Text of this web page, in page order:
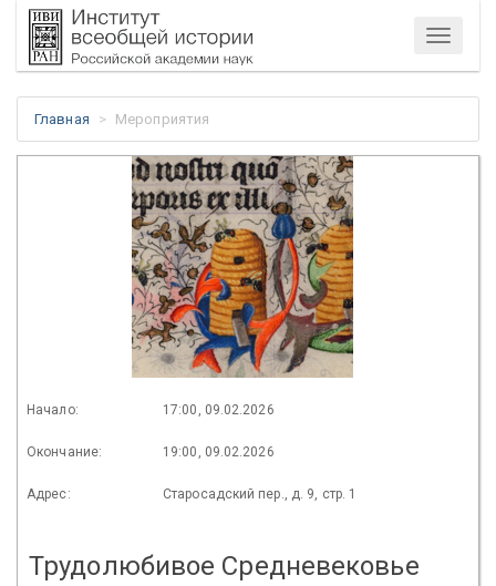
Меню
Главная Мероприятия
Начало: 17:00, 09.02.2026
Окончание: 19:00, 09.02.2026
Адрес: Старосадский пер., д. 9, стр. 1
Трудолюбивое Средневековье